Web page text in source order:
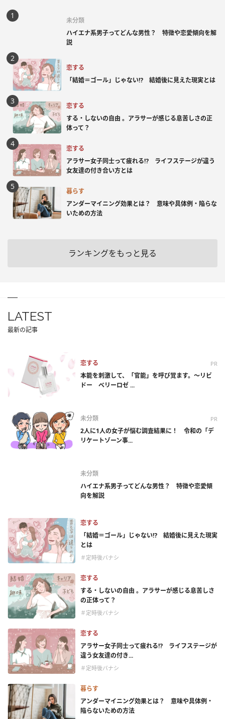
未分類
ハイエナ系男子ってどんな男性？ 特徴や恋愛傾向を解
説
恋する
「結婚＝ゴール」じゃない⁉ 結婚後に見えた現実とは
恋する
する・しないの自由 。アラサーが感じる息苦しさの正
体って？
恋する
アラサー女子同士って疲れる⁉ ライフステージが違う
女友達の付き合い方とは
暮らす
アンダーマイニング効果とは？ 意味や具体例・陥らな
いための方法
ランキングをもっと見る
LATEST
最新の記事
恋する PR
本能を刺激して、「官能」を呼び覚ます。～リビ
ドー ベリーロゼ ...
未分類 PR
2人に1人の女子が悩む調査結果に！ 令和の「デ
リケートゾーン事...
未分類
ハイエナ系男子ってどんな男性？ 特徴や恋愛傾
向を解説
恋する
「結婚＝ゴール」じゃない⁉ 結婚後に見えた現実
とは
＃定時後バナシ
恋する
する・しないの自由 。アラサーが感じる息苦しさ
の正体って？
＃定時後バナシ
恋する
アラサー女子同士って疲れる⁉ ライフステージが
違う女友達の付き...
＃定時後バナシ
暮らす
アンダーマイニング効果とは？ 意味や具体例・
陥らないための方法